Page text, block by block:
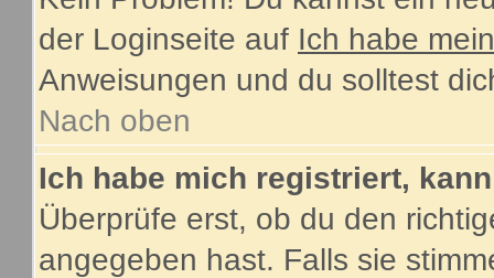
der Loginseite auf Ich habe
Anweisungen und du solltest
Nach oben
Ich habe mich registriert,
Überprüfe erst, ob du den
angegeben hast. Falls sie